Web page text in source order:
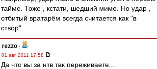
тайме. Тоже , кстати, шедший мимо. Но удар ,
отбитый вратарём всегда считается как "в
створ"
rezzo -
01 авг 2011 17:58
Да что вы за нтв так переживаете...